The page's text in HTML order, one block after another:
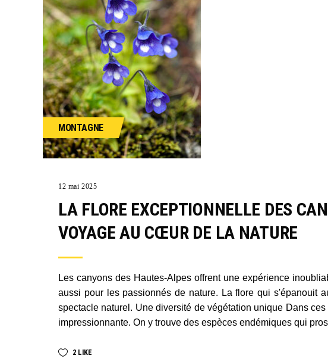
MONTAGNE
12 mai 2025
LA FLORE EXCEPTIONNELLE DES
VOYAGE AU CŒUR DE LA NATURE
Les canyons des Hautes-Alpes offrent une expérience
aussi pour les passionnés de nature. La flore qui s'épanouit
spectacle naturel. Une diversité de végétation unique Dans
impressionnante. On y trouve des espèces endémiques qui
2 LIKE